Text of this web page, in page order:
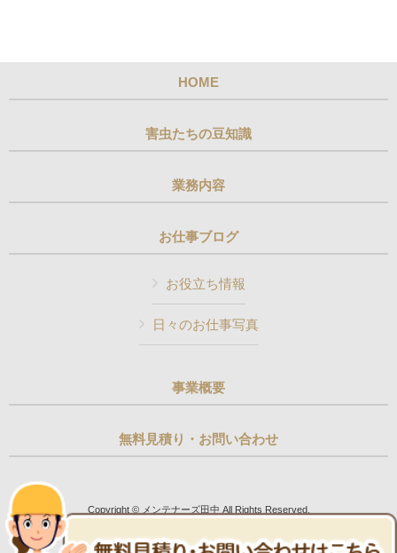
HOME
害虫たちの豆知識
業務内容
お仕事ブログ
お役立ち情報
日々のお仕事写真
事業概要
無料見積り・お問い合わせ
Copyright © メンテナーズ田中 All Rights Reserved.